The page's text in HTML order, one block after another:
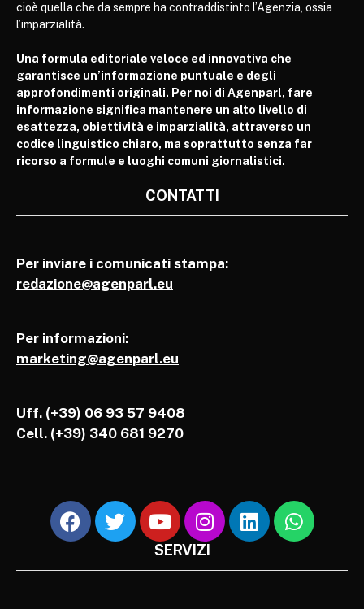
cioè quella che da sempre ha contraddistinto l’Agenzia, ossia
l’imparzialità.
Una formula editoriale veloce ed innovativa che
garantisce un’informazione puntuale e degli
approfondimenti originali. Per noi di Agenparl, fare
informazione significa mantenere un alto livello di
esattezza, obiettività e imparzialità, attraverso un
codice linguistico chiaro, ma soprattutto senza far
ricorso a formule e luoghi comuni giornalistici.
CONTATTI
Per inviare i comunicati stampa:
redazione@agenparl.eu
Per informazioni:
marketing@agenparl.eu
Uff. (+39) 06 93 57 9408
Cell. (+39) 340 681 9270
SERVIZI